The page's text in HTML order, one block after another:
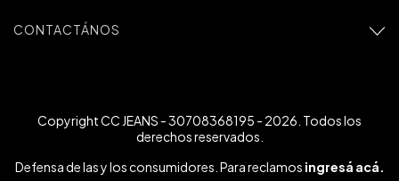
CONTACTÁNOS
Copyright CC JEANS - 30708368195 - 2026. Todos los
derechos reservados.
Defensa de las y los consumidores. Para reclamos ingresá acá.